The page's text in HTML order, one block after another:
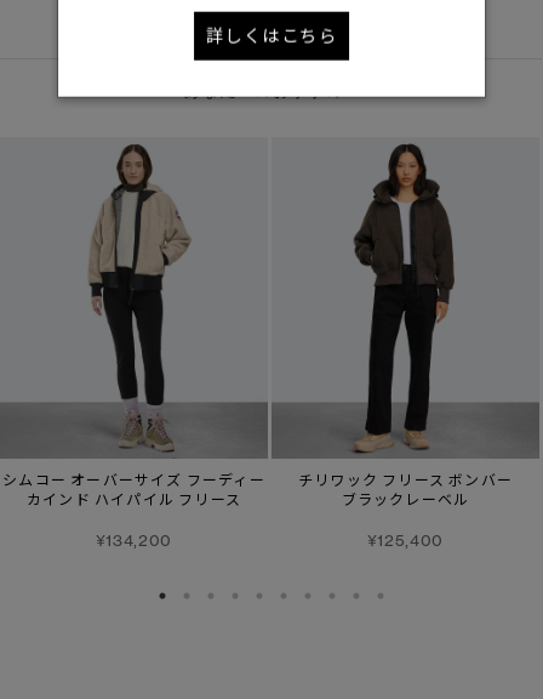
DETAIL
シムコー オーバーサイズ フーディー
カインド ハイパイル フリース
¥134,200
チリワック フリース ボンバー
ブラックレーベル
¥125,400
詳しくはこちら